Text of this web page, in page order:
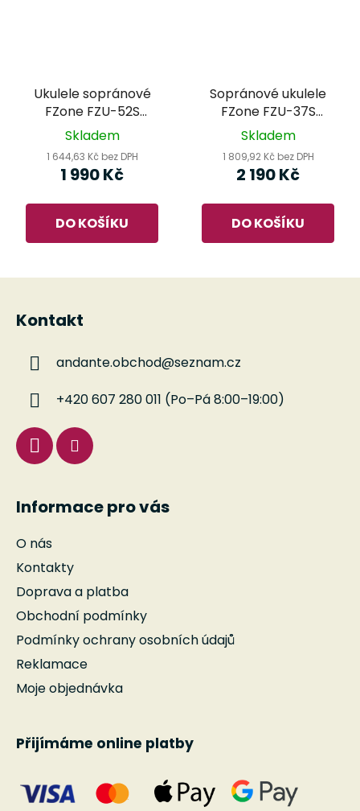
Ukulele sopránové
FZone FZU-52S
Hickory
Skladem
1 644,63 Kč bez DPH
1 990 Kč
DO KOŠÍKU
Sopránové ukulele
FZone FZU-37S
Spruce
Skladem
1 809,92 Kč bez DPH
2 190 Kč
DO KOŠÍKU
Z
Kontakt
andante.obchod@seznam.cz
+420 607 280 011 (Po–Pá 8:00–19:00)
Informace pro vás
O nás
Kontakty
Doprava a platba
Obchodní podmínky
Podmínky ochrany osobních údajů
Reklamace
Moje objednávka
Přijímáme online platby